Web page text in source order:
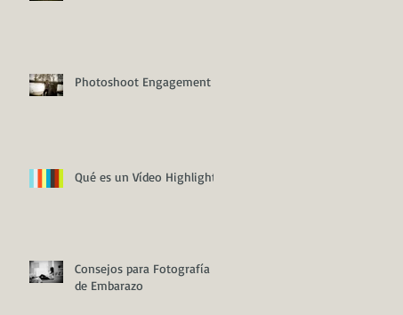
Photoshoot Engagement
Qué es un Vídeo Highlight
Consejos para Fotografía
de Embarazo